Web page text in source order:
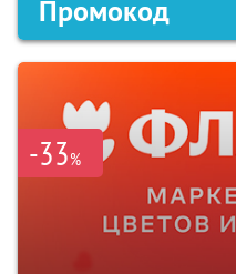
Промокод
-33%